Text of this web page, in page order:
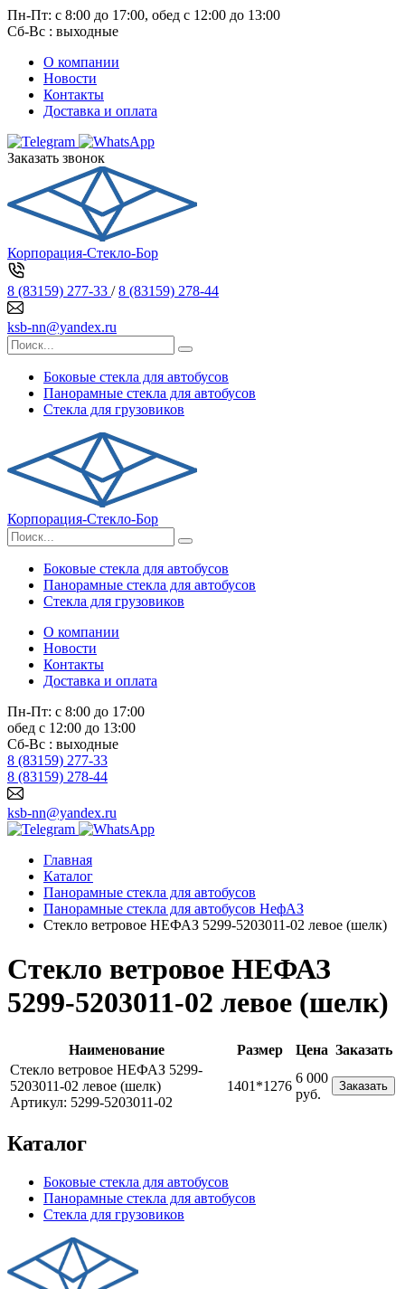
Пн-Пт: с 8:00 до 17:00, обед с 12:00 до 13:00
Сб-Вс : выходные
О компании
Новости
Контакты
Доставка и оплата
Заказать звонок
Корпорация-Стекло-Бор
8 (83159) 277-33 /8 (83159) 278-44
ksb-nn@yandex.ru
Боковые стекла для автобусов
Панорамные стекла для автобусов
Стекла для грузовиков
Корпорация-Стекло-Бор
Боковые стекла для автобусов
Панорамные стекла для автобусов
Стекла для грузовиков
О компании
Новости
Контакты
Доставка и оплата
Пн-Пт: с 8:00 до 17:00
обед с 12:00 до 13:00
Сб-Вс : выходные
8 (83159) 277-33
8 (83159) 278-44
ksb-nn@yandex.ru
Главная
Каталог
Панорамные стекла для автобусов
Панорамные стекла для автобусов НефАЗ
Стекло ветровое НЕФАЗ 5299-5203011-02 левое (шелк)
Стекло ветровое НЕФАЗ
5299-5203011-02 левое (шелк)
Наименование Размер Цена Заказать
Стекло ветровое НЕФАЗ 5299-
5203011-02 левое (шелк)
Артикул: 5299-5203011-02
1401*1276
6 000
руб.
Заказать
Каталог
Боковые стекла для автобусов
Панорамные стекла для автобусов
Стекла для грузовиков